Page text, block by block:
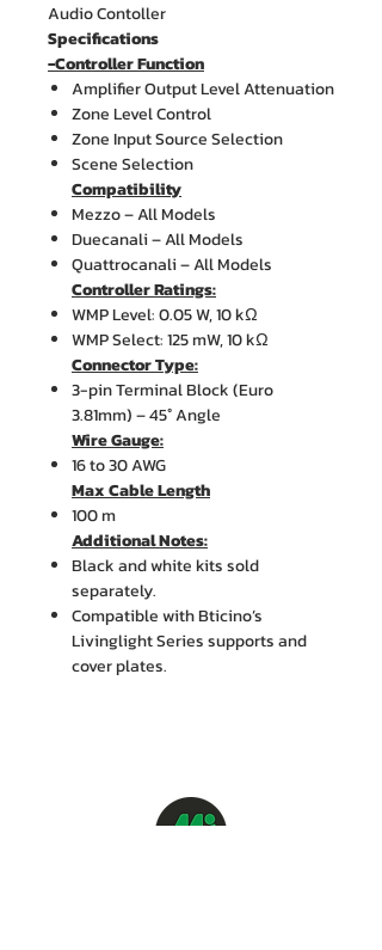
Audio Contoller
Specifications
-Controller Function
Amplifier Output Level Attenuation
Zone Level Control
Zone Input Source Selection
Scene Selection
Compatibility
Mezzo – All Models
Duecanali – All Models
Quattrocanali – All Models
Controller Ratings:
WMP Level: 0.05 W, 10 kΩ
WMP Select: 125 mW, 10 kΩ
Connector Type:
3-pin Terminal Block (Euro
3.81mm) – 45° Angle
Wire Gauge:
16 to 30 AWG
Max Cable Length
100 m
Additional Notes:
Black and white kits sold
separately.
Compatible with Bticino’s
Livinglight Series supports and
cover plates.